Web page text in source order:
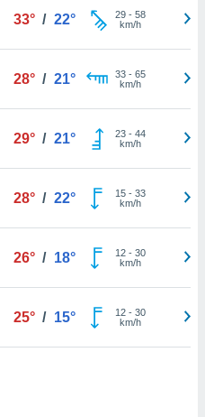
33° / 22° 29- 58
km/h
28° / 21° 33- 65
km/h
29° / 21° 23- 44
km/h
28° / 22° 15- 33
km/h
26° / 18° 12- 30
km/h
25° / 15° 12- 30
km/h